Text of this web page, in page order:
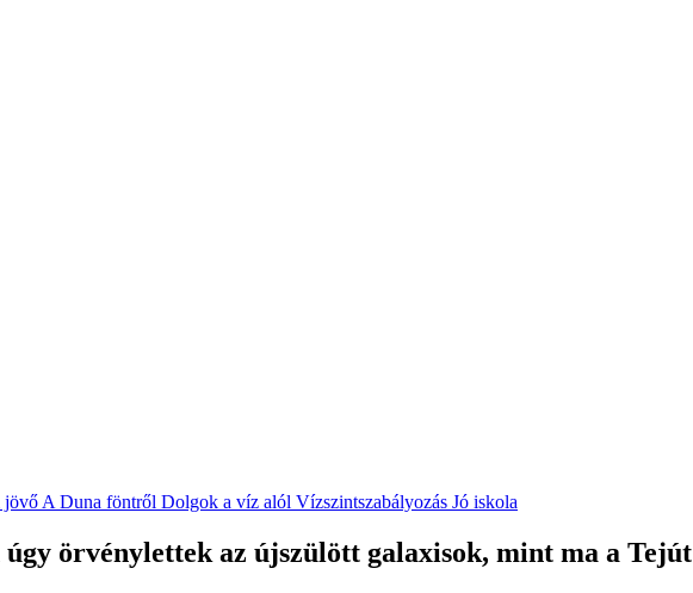
jövő A Duna föntről Dolgok a víz alól Vízszintszabályozás Jó iskola
örvénylettek az újszülött galaxisok, mint ma a Tejút